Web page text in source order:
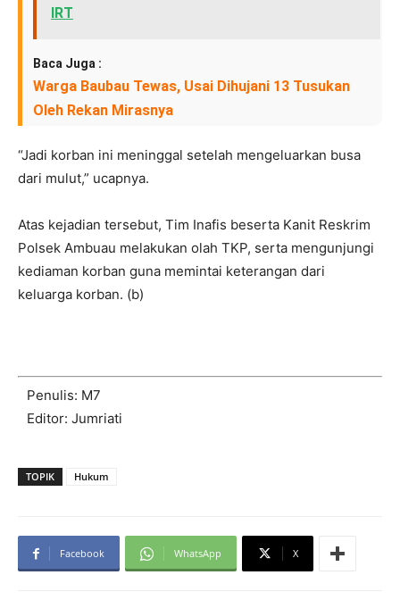
IRT
Baca Juga :
Warga Baubau Tewas, Usai Dihujani 13 Tusukan
Oleh Rekan Mirasnya
“Jadi korban ini meninggal setelah mengeluarkan busa
dari mulut,” ucapnya.
Atas kejadian tersebut, Tim Inafis beserta Kanit Reskrim
Polsek Ambuau melakukan olah TKP, serta mengunjungi
kediaman korban guna memintai keterangan dari
keluarga korban. (b)
Penulis: M7
Editor: Jumriati
TOPIK Hukum
Facebook WhatsApp X